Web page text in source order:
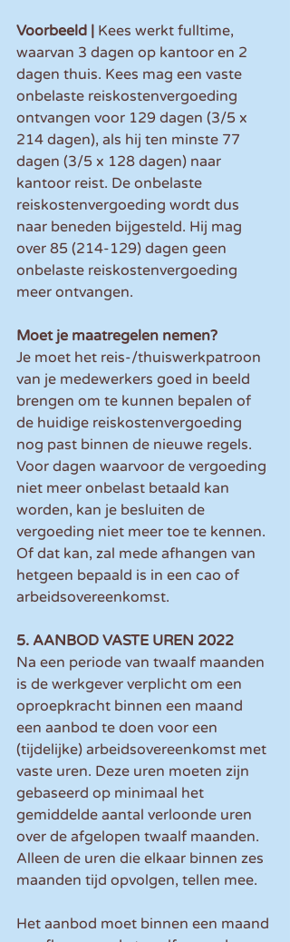
Voorbeeld | Kees werkt fulltime,
waarvan 3 dagen op kantoor en 2
dagen thuis. Kees mag een vaste
onbelaste reiskostenvergoeding
ontvangen voor 129 dagen (3/5 x
214 dagen), als hij ten minste 77
dagen (3/5 x 128 dagen) naar
kantoor reist. De onbelaste
reiskostenvergoeding wordt dus
naar beneden bijgesteld. Hij mag
over 85 (214-129) dagen geen
onbelaste reiskostenvergoeding
meer ontvangen.
Moet je maatregelen nemen?
Je moet het reis-/thuiswerkpatroon
van je medewerkers goed in beeld
brengen om te kunnen bepalen of
de huidige reiskostenvergoeding
nog past binnen de nieuwe regels.
Voor dagen waarvoor de vergoeding
niet meer onbelast betaald kan
worden, kan je besluiten de
vergoeding niet meer toe te kennen.
Of dat kan, zal mede afhangen van
hetgeen bepaald is in een cao of
arbeidsovereenkomst.
5. AANBOD VASTE UREN 2022
Na een periode van twaalf maanden
is de werkgever verplicht om een
oproepkracht binnen een maand
een aanbod te doen voor een
(tijdelijke) arbeidsovereenkomst met
vaste uren. Deze uren moeten zijn
gebaseerd op minimaal het
gemiddelde aantal verloonde uren
over de afgelopen twaalf maanden.
Alleen de uren die elkaar binnen zes
maanden tijd opvolgen, tellen mee.
Het aanbod moet binnen een maand